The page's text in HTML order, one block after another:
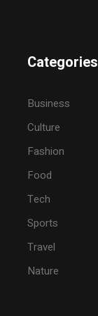
Categories
Business
Culture
Fashion
Food
Tech
Sports
Travel
Nature